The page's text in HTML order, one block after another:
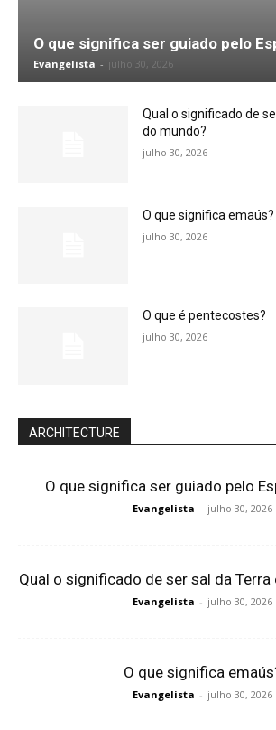
O que significa ser guiado pelo
Evangelista - julho 30, 2026
Qual o significado de
do mundo?
julho 30, 2026
O que significa emaús?
julho 30, 2026
O que é pentecostes?
julho 30, 2026
ARCHITECTURE
O que significa ser guiado pelo
Evangelista - julho 30, 2026
Qual o significado de ser sal da Terra
Evangelista - julho 30, 2026
O que significa
Evangelista - julho 30, 2026